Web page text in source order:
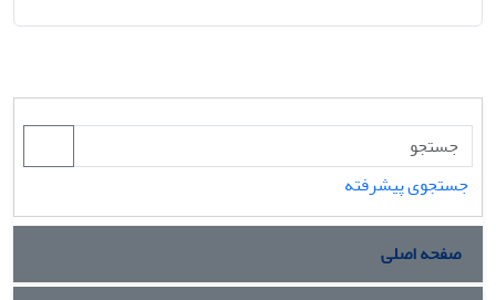
جستجوی پیشرفته
صفحه اصلی